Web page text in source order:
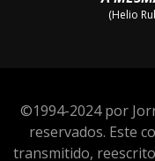
(Helio
©1994-2024 por
reservados. Este
transmitido,